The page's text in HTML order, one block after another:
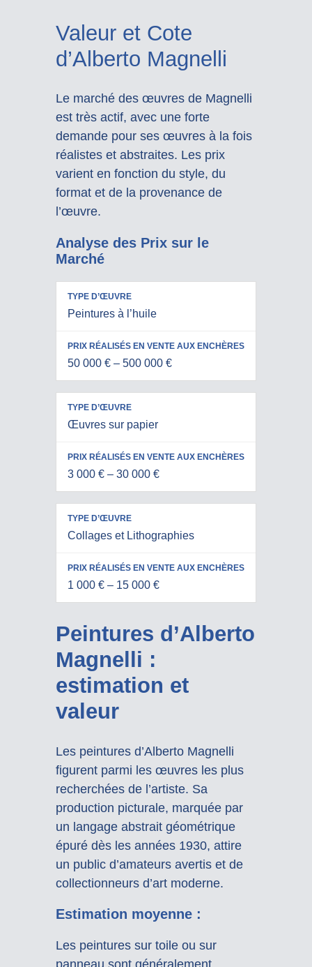
Valeur et Cote
d’Alberto Magnelli
Le marché des œuvres de Magnelli
est très actif, avec une forte
demande pour ses œuvres à la fois
réalistes et abstraites. Les prix
varient en fonction du style, du
format et de la provenance de
l’œuvre.
Analyse des Prix sur le
Marché
D’ŒUVRE
RÉALISÉS
AUX
ENCHÈRES
Peintures à l’huile
50 000 € – 500 000 €
Œuvres sur papier
3 000 € – 30 000 €
Collages et Lithographies
1 000 € – 15 000 €
Peintures d’Alberto
Magnelli :
estimation et
valeur
Les peintures d’Alberto Magnelli
figurent parmi les œuvres les plus
recherchées de l’artiste. Sa
production picturale, marquée par
un langage abstrait géométrique
épuré dès les années 1930, attire
un public d’amateurs avertis et de
collectionneurs d’art moderne.
Estimation moyenne :
Les peintures sur toile ou sur